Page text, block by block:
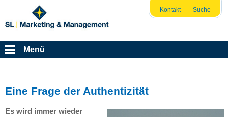
Kontakt Suche
Menü
Eine Frage der Authentizität
Es wird immer wieder